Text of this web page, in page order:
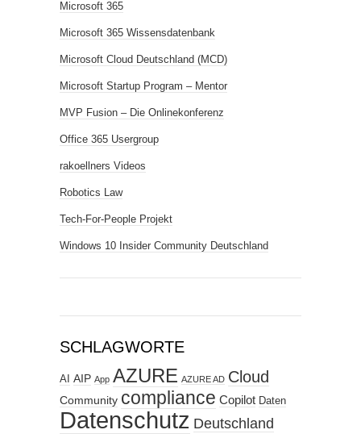
Microsoft 365
Microsoft 365 Wissensdatenbank
Microsoft Cloud Deutschland (MCD)
Microsoft Startup Program – Mentor
MVP Fusion – Die Onlinekonferenz
Office 365 Usergroup
rakoellners Videos
Robotics Law
Tech-For-People Projekt
Windows 10 Insider Community Deutschland
SCHLAGWORTE
AI AIP App AZURE AZURE AD Cloud
Community compliance Copilot Daten
Datenschutz Deutschland